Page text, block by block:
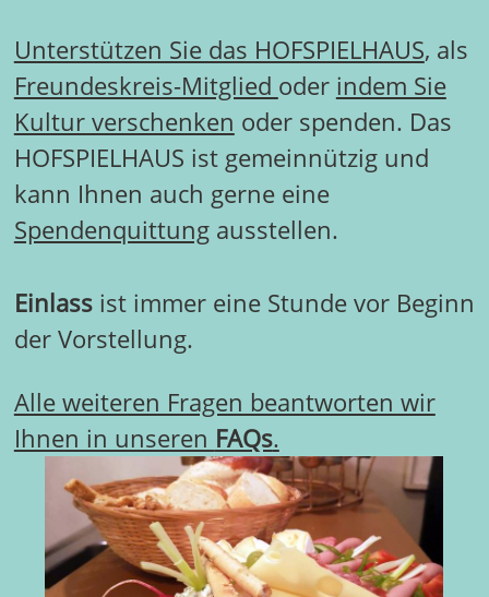
Unterstützen Sie das HOFSPIELHAUS, als
Freundeskreis-Mitglied oder indem Sie
Kultur verschenken oder spenden. Das
HOFSPIELHAUS ist gemeinnützig und
kann Ihnen auch gerne eine
Spendenquittungausstellen.
Einlassist immer eine Stunde vor Beginn
der Vorstellung.
Alle weiteren Fragen beantworten wir
Ihnen in unseren FAQs.